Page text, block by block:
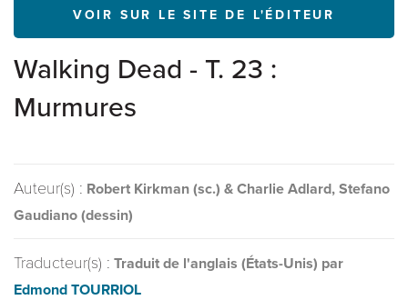
VOIR SUR LE SITE DE L'ÉDITEUR
Walking Dead - T. 23 :
Murmures
Auteur(s) : Robert Kirkman (sc.) & Charlie Adlard, Stefano
Gaudiano (dessin)
Traducteur(s) : Traduit de l'anglais (États-Unis) par
Edmond TOURRIOL